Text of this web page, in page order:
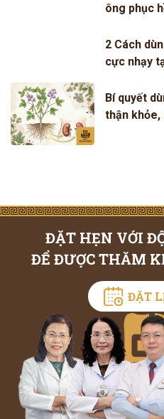
ông phục
2 Cách
cực nhạy
Bí quyết
thận
ĐẶT HẸN VỚI
ĐỂ ĐƯỢC THĂM
ĐẶT